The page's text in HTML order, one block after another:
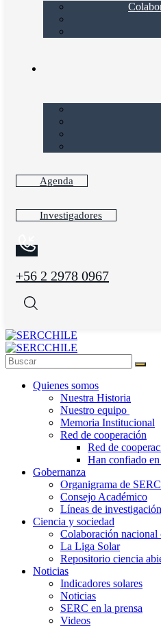
Agenda
Investigadores
+56 2 2978 0967
Quienes somos
Nuestra Historia
Nuestro equipo
Memoria Institucional
Red de cooperación
Red de
Han confiado
Gobernanza
Organigrama de SERC
Consejo Académico
Líneas de investigación
Ciencia y sociedad
Colaboración nacional
La Liga Solar
Repositorio ciencia
Noticias
Indicadores solares
Noticias
SERC en la prensa
Videos